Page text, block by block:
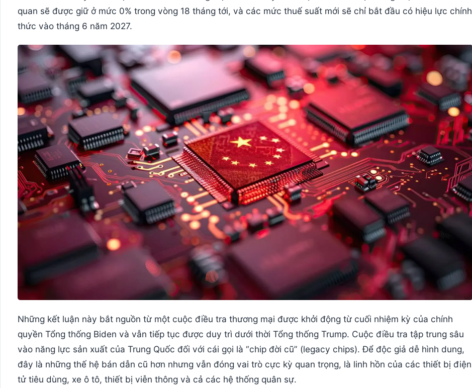
quan sẽ được giữ ở mức 0% trong vòng 18 tháng tới, và các mức thuế suất mới sẽ chỉ bắt đầu có hiệu lực chính
thức vào tháng 6 năm 2027.
Những kết luận này bắt nguồn từ một cuộc điều tra thương mại được khởi động từ cuối nhiệm kỳ của chính
quyền Tổng thống Biden và vẫn tiếp tục được duy trì dưới thời Tổng thống Trump. Cuộc điều tra tập trung sâu
vào năng lực sản xuất của Trung Quốc đối với cái gọi là “chip đời cũ” (legacy chips). Để độc giả dễ hình dung,
đây là những thế hệ bán dẫn cũ hơn nhưng vẫn đóng vai trò cực kỳ quan trọng, là linh hồn của các thiết bị điện
tử tiêu dùng, xe ô tô, thiết bị viễn thông và cả các hệ thống quân sự.